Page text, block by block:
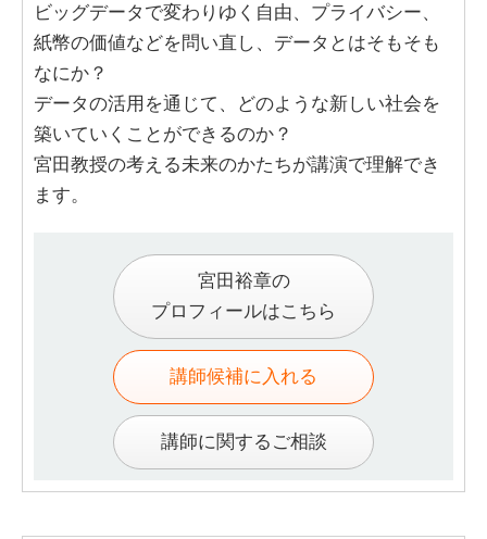
ビッグデータで変わりゆく自由、プライバシー、
紙幣の価値などを問い直し、データとはそもそも
なにか？
データの活用を通じて、どのような新しい社会を
築いていくことができるのか？
宮田教授の考える未来のかたちが講演で理解でき
ます。
宮田裕章の
プロフィールはこちら
講師候補に入れる
講師に関するご相談